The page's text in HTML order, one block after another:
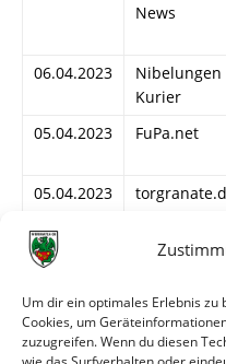
Um dir ein optimales Erlebnis zu
Cookies, um
zuzugreifen. Wenn du diesen
News
06.04.2023
Nibelungen
Kurier
05.04.2023 FuPa.net
05.04.2023
05.04.2023
Osthessen-
Zeitung